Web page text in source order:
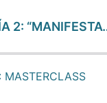
MENTORÍA
MASTERCLASS